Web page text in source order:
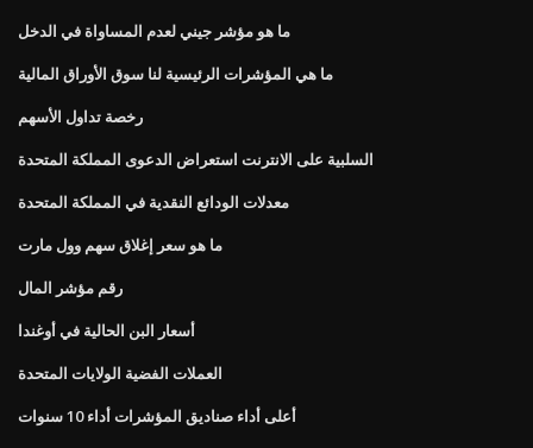
ما هو مؤشر جيني لعدم المساواة في الدخل
ما هي المؤشرات الرئيسية لنا سوق الأوراق المالية
رخصة تداول الأسهم
السلبية على الانترنت استعراض الدعوى المملكة المتحدة
معدلات الودائع النقدية في المملكة المتحدة
ما هو سعر إغلاق سهم وول مارت
رقم مؤشر المال
أسعار البن الحالية في أوغندا
العملات الفضية الولايات المتحدة
أعلى أداء صناديق المؤشرات أداء 10 سنوات